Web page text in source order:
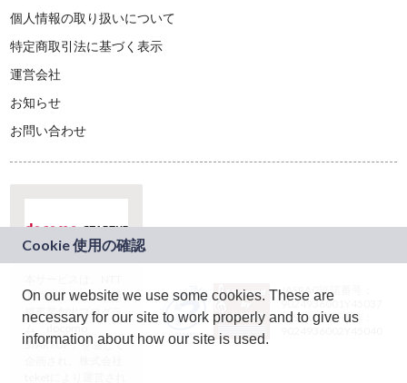
個人情報の取り扱いについて
特定商取引法に基づく表示
運営会社
お知らせ
お問い合わせ
ドコモグループの新
規事業創出プログラ
ム「docomo
STARTUP」を通じて
JASRAC許諾番号：
9024936001Y45037
JASRAC許諾番号：
On our website we use some cookies. These are
necessary for our site to work properly and to give us
information about how our site is used.